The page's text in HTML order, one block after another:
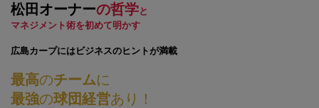
松田オーナーの哲学と
マネジメント術を初めて明かす
広島カープにはビジネスのヒントが満載
最高のチームに
最強の球団経営あり！